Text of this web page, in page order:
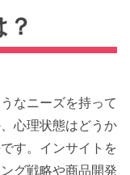
なニーズを持って
心理状態はどうか
す。インサイトを
グ戦略や商品開発